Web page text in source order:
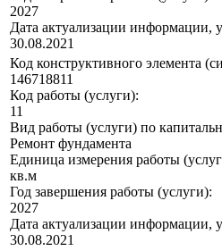
2027
Дата актуализации информации,
30.08.2021
Код конструктивного элемента
146718811
Код работы (услуги):
11
Вид работы (услуги) по
Ремонт фундамента
Единица измерения работы
кв.м
Год завершения работы (услуги):
2027
Дата актуализации информации,
30.08.2021